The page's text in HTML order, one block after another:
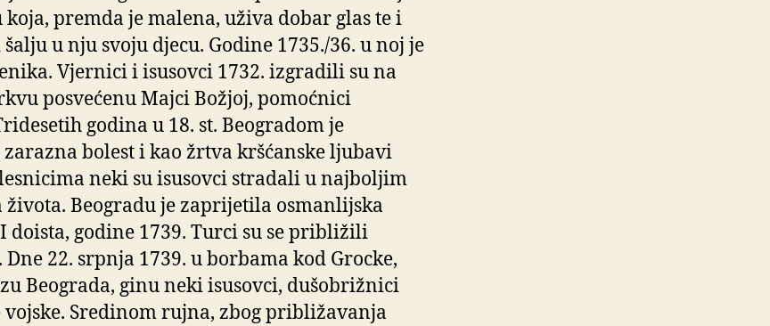
premda je malena, uživa dobar glas te i
u nju svoju djecu. Godine 1735./36. u noj je
Vjernici i isusovci 1732. izgradili su na
posvećenu Majci Božjoj, pomoćnici
godina u 18. st. Beogradom je
bolest i kao žrtva kršćanske ljubavi
neki su isusovci stradali u najboljim
života. Beogradu je zaprijetila osmanlijska
doista, godine 1739. Turci su se približili
Dne 22. srpnja 1739. u borbama kod Grocke,
Beograda, ginu neki isusovci, dušobrižnici
vojske. Sredinom rujna, zbog približavanja